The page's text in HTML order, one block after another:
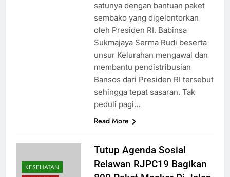
satunya dengan bantuan paket
sembako yang digelontorkan
oleh Presiden RI. Babinsa
Sukmajaya Serma Rudi beserta
unsur Kelurahan mengawal dan
membantu pendistribusian
Bansos dari Presiden RI tersebut
sehingga tepat sasaran. Tak
peduli pagi…
Read More
KESEHATAN
Tutup Agenda Sosial
Relawan RJPC19 Bagikan